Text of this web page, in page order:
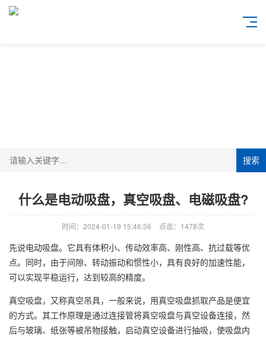
搜索
什么是电动吸盘，真空吸盘、电磁吸盘?
时间：2024-01-19 15:46:56 点击：1478次
先说电动吸盘。它具有体积小、传动效率高、刚性高、抗过载等优
点。同时，由于间隙、转动振动和惯性小，具有良好的加速性能，
可以实现平稳运行，达到较高的精度。
真空吸盘，又称真空吊具，一般来说，用真空吸盘抓取产品是便宜
的方式。其工作原理是通过连接管将真空吸盘与真空设备连接，然
后与玻璃、纸张等被吊物接触，启动真空设备进行抽吸，使吸盘内